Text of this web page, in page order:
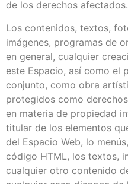
de los derechos afectados.
Los contenidos, textos,
imágenes, programas de
en general, cualquier
este Espacio, así como el
conjunto, como obra
protegidos como
en materia de propiedad
titular de los elementos
del Espacio Web, lo
código HTML, los textos,
cualquier otro contenido